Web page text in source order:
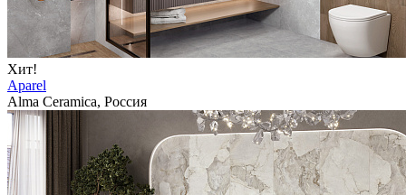
Хит!
Aparel
Alma Ceramica, Россия